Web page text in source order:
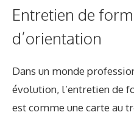
Entretien de
d’orientation
Dans un monde
évolution, l’entretien de
est comme une carte au